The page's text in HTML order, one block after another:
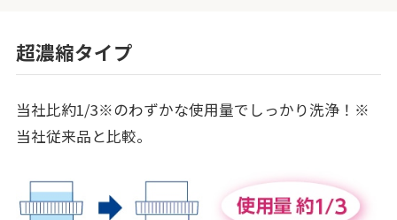
超濃縮タイプ
当社比約1/3※のわずかな使用量でしっかり洗浄！※
当社従来品と比較。